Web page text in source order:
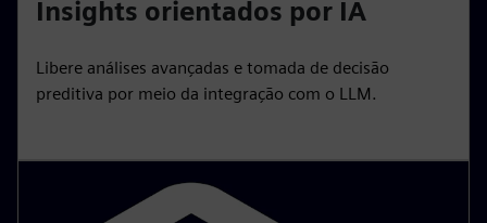
Insights orientados por IA
Libere análises avançadas e tomada de decisão
preditiva por meio da integração com o LLM.